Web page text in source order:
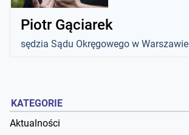
Piotr Gąciarek
sędzia Sądu Okręgowego w Warszawie
KATEGORIE
Aktualności